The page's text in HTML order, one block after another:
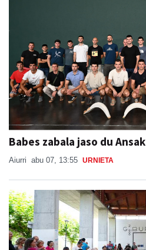
Babes zabala jaso du Ansak
Aiurri abu 07, 13:55 URNIETA